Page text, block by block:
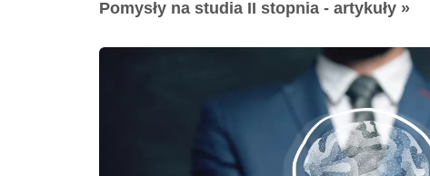
Pomysły na studia II stopnia - artykuły »